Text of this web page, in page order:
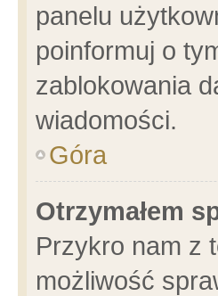
panelu
poinformuj o
zablokowania
wiadomości.
Góra
Otrzymałem
Przykro nam z
możliwość